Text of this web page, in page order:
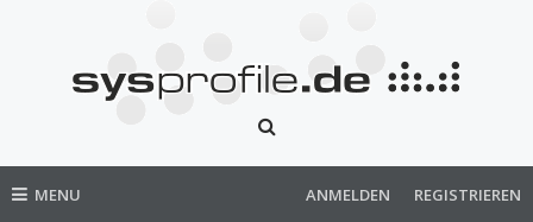
MENU ANMELDEN REGISTRIEREN